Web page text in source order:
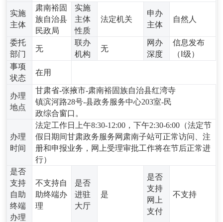
实施
主体
肃南裕固
族自治县
民政局
实施
主体
性质
法定机关
申办
主体
自然人
委托
部门
无
联办
机构
无
网办
深度
信息发布
（Ⅰ级）
事项
状态
在用
办理
地点
甘肃省-张掖市-肃南裕固族自治县红湾寺
镇滨河路28号-县政务服务中心203室-民
政综合窗口。
办理
时间
法定工作日上午8:30-12:00，下午2:30-6:00（法定节
假日期间甘肃政务服务网肃南子站可正常访问、注
册和申报业务，网上受理审批工作将在节后正常进
行）
是否
支持
自助
终端
办理
不支持自
助终端办
理
是否
进驻
大厅
是
是否
支持
网上
支付
不支持